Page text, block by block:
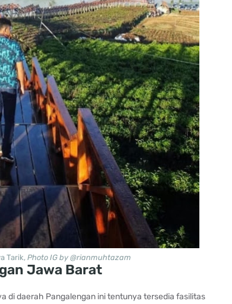
Tarik, Photo IG by @rianmuhtazam
Jawa Barat
di daerah Pangalengan ini tentunya tersedia fasilitas